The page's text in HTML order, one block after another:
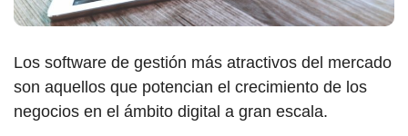
Los software de gestión más atractivos del mercado
son aquellos que potencian el crecimiento de los
negocios en el ámbito digital a gran escala.